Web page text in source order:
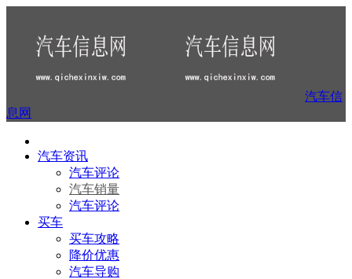
汽车信
息网
汽车资讯
汽车评论
汽车销量
汽车评论
买车
买车攻略
降价优惠
汽车导购